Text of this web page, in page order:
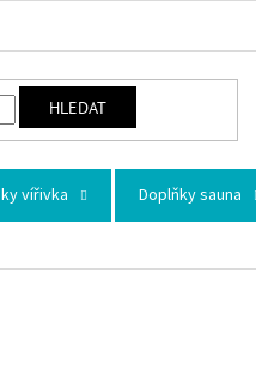
HLEDAT
vířivka Doplňky sauna